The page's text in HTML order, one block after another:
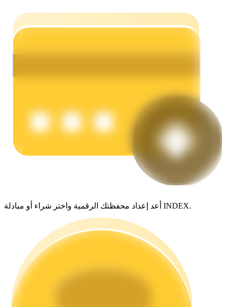
خنزير الطاقة
احصل على مكافآت تنافسية يوميًا
أعد إعداد محفظتك الرقمية واختر شراء أو مبادلة INDEX.